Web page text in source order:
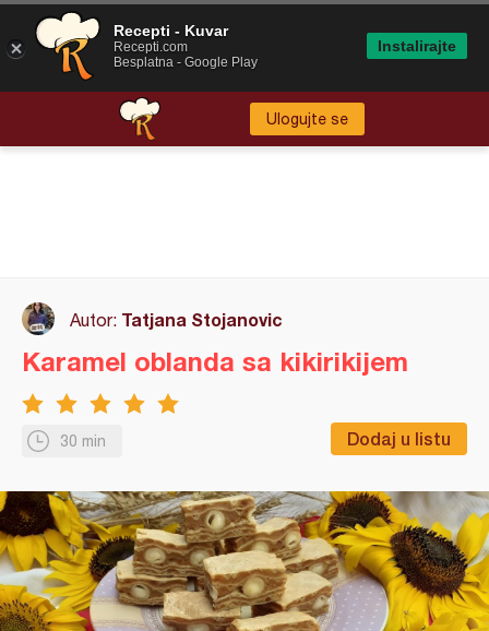
Ulogujte se
Autor: Tatjana Stojanovic
30 min Dodaj u listu
Karamel oblanda sa kikirikijem
Recepti - Kuvar
Recepti.com
Besplatna - Google Play
Instalirajte